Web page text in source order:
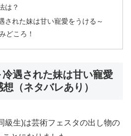
は？
された妹は甘い寵愛をうける～
どころ！
遇された妹は甘い寵愛
（ネタバレあり）
級生)は芸術フェスタの出し物の